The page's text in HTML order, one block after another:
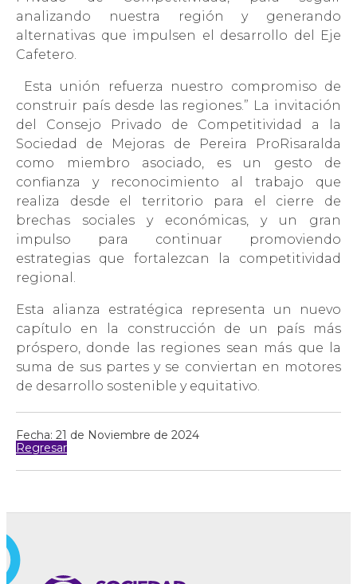
analizando nuestra región y generando
alternativas que impulsen el desarrollo del Eje
Cafetero.
Esta unión refuerza nuestro compromiso de
construir país desde las regiones.” La invitación
del Consejo Privado de Competitividad a la
Sociedad de Mejoras de Pereira ProRisaralda
como miembro asociado, es un gesto de
confianza y reconocimiento al trabajo que
realiza desde el territorio para el cierre de
brechas sociales y económicas, y un gran
impulso para continuar promoviendo
estrategias que fortalezcan la competitividad
regional.
Esta alianza estratégica representa un nuevo
capítulo en la construcción de un país más
próspero, donde las regiones sean más que la
suma de sus partes y se conviertan en motores
de desarrollo sostenible y equitativo.
Fecha: 21 de Noviembre de 2024
Regresar